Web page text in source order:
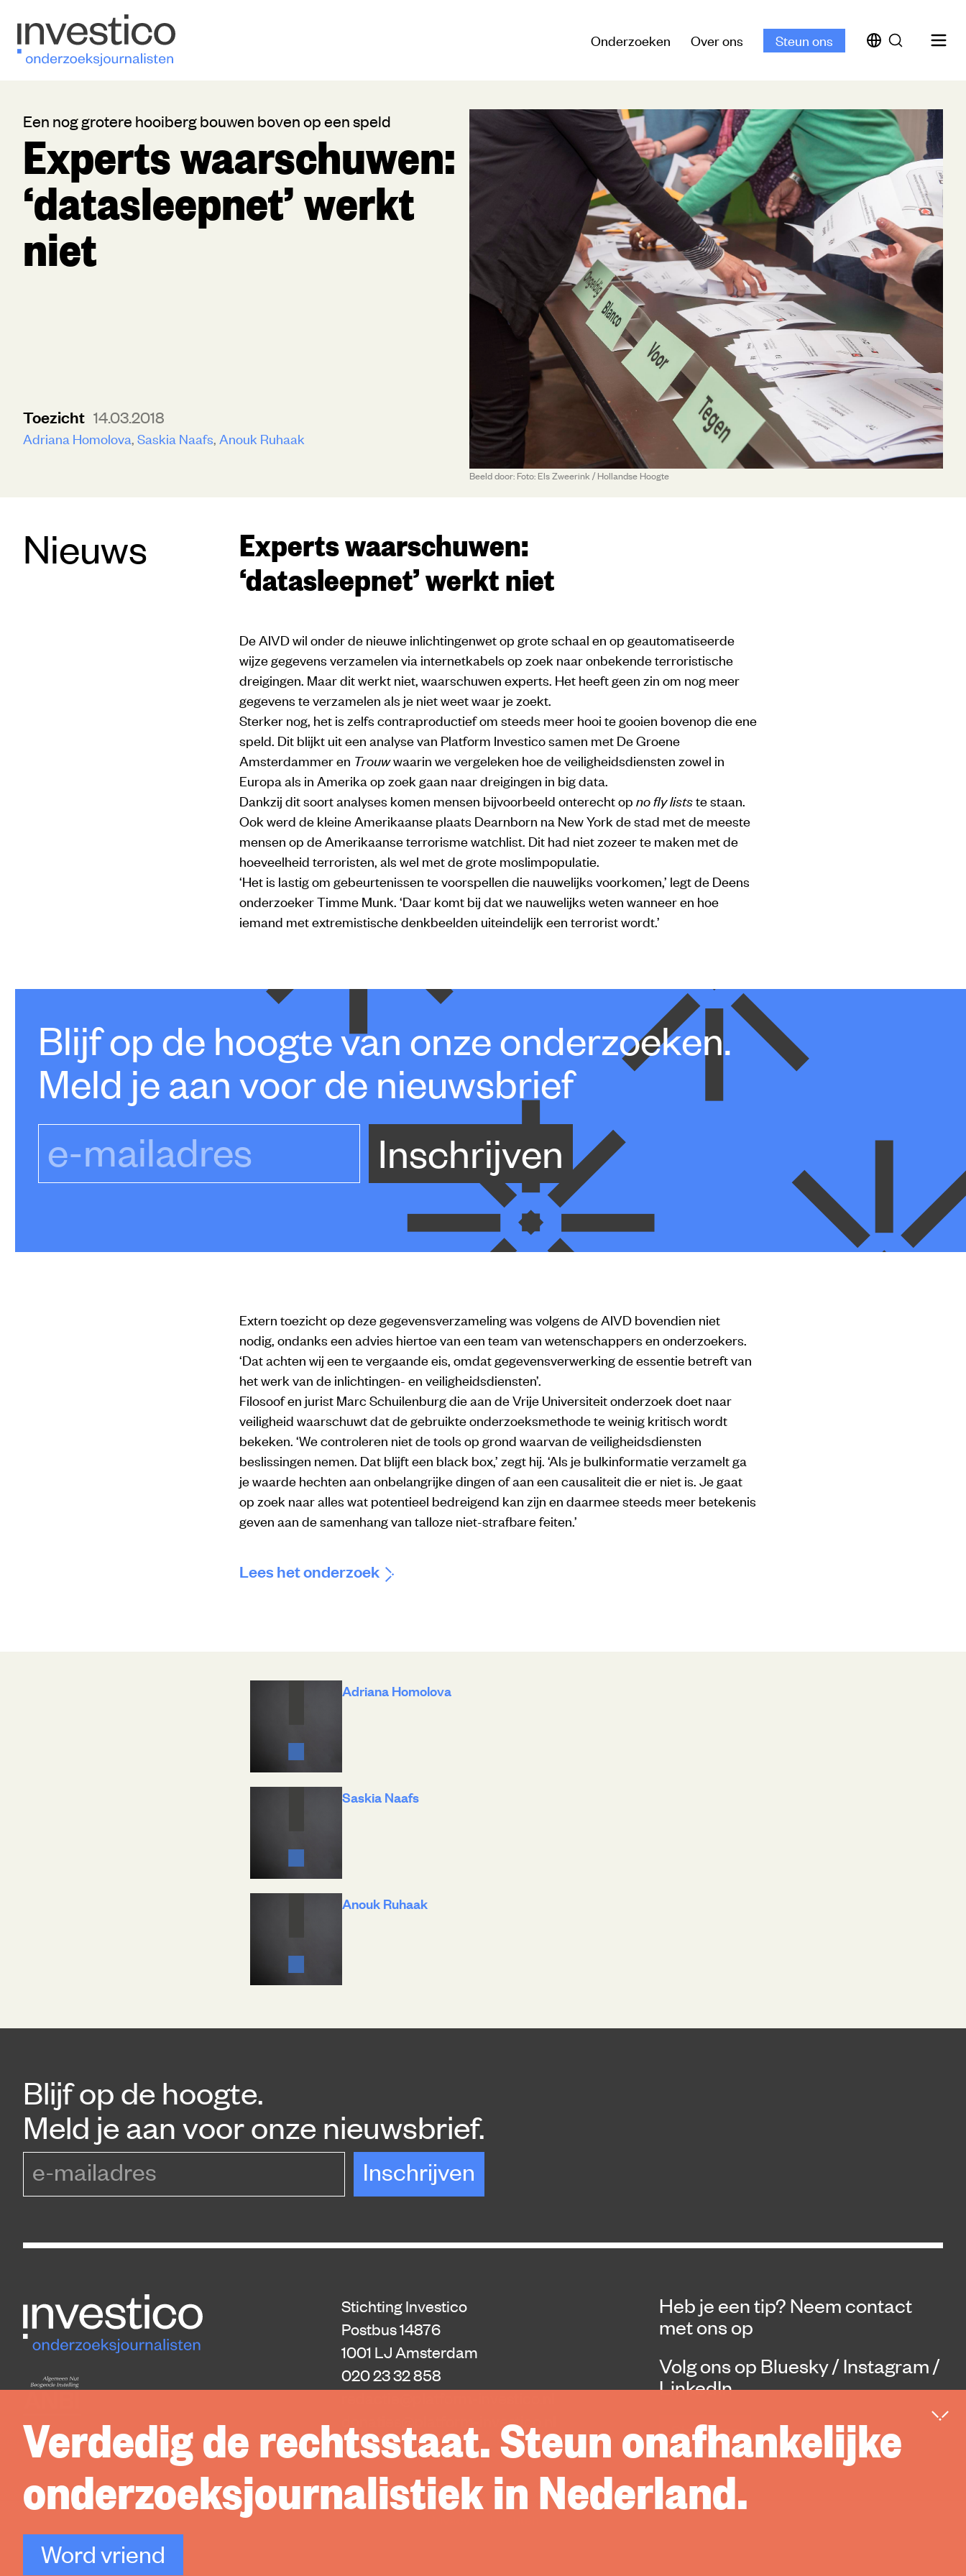
Onderzoeken Over ons Steun ons
Een nog grotere hooiberg bouwen boven op een speld
Experts waarschuwen:
‘datasleepnet’ werkt
niet
Toezicht 14.03.2018
Adriana Homolova Saskia Naafs Anouk Ruhaak
Beeld door: Foto: Els Zweerink / Hollandse Hoogte
Nieuws
Experts waarschuwen:
‘datasleepnet’ werkt niet
De AIVD wil onder de nieuwe inlichtingenwet op grote schaal en op geautomatiseerde
wijze gegevens verzamelen via internetkabels op zoek naar onbekende terroristische
dreigingen. Maar dit werkt niet, waarschuwen experts. Het heeft geen zin om nog meer
gegevens te verzamelen als je niet weet waar je zoekt.
Sterker nog, het is zelfs contraproductief om steeds meer hooi te gooien bovenop die ene
speld. Dit blijkt uit een analyse van Platform Investico samen met De Groene
Amsterdammeren Trouwwaarin we vergeleken hoe de veiligheidsdiensten zowel in
Europa als in Amerika op zoek gaan naar dreigingen in big data.
Dankzij dit soort analyses komen mensen bijvoorbeeld onterecht op no fly listste staan.
Ook werd de kleine Amerikaanse plaats Dearnborn na New York de stad met de meeste
mensen op de Amerikaanse terrorisme watchlist. Dit had niet zozeer te maken met de
hoeveelheid terroristen, als wel met de grote moslimpopulatie.
‘Het is lastig om gebeurtenissen te voorspellen die nauwelijks voorkomen,’ legt de Deens
onderzoeker Timme Munk. ‘Daar komt bij dat we nauwelijks weten wanneer en hoe
iemand met extremistische denkbeelden uiteindelijk een terrorist wordt.’
Blijf op de hoogte van onze onderzoeken.
Meld je aan voor de nieuwsbrief
e-mailadres
Inschrijven
Extern toezicht op deze gegevensverzameling was volgens de AIVD bovendien niet
nodig, ondanks een advies hiertoe van een team van wetenschappers en onderzoekers.
‘Dat achten wij een te vergaande eis, omdat gegevensverwerking de essentie betreft van
het werk van de inlichtingen- en veiligheidsdiensten’.
Filosoof en jurist Marc Schuilenburg die aan de Vrije Universiteit onderzoek doet naar
veiligheid waarschuwt dat de gebruikte onderzoeksmethode te weinig kritisch wordt
bekeken. ‘We controleren niet de tools op grond waarvan de veiligheidsdiensten
beslissingen nemen. Dat blijft een black box,’ zegt hij. ‘Als je bulkinformatie verzamelt ga
je waarde hechten aan onbelangrijke dingen of aan een causaliteit die er niet is. Je gaat
op zoek naar alles wat potentieel bedreigend kan zijn en daarmee steeds meer betekenis
geven aan de samenhang van talloze niet-strafbare feiten.’
Lees het onderzoek
Adriana Homolova
Saskia Naafs
Anouk Ruhaak
Blijf op de hoogte.
Meld je aan voor onze nieuwsbrief.
Inschrijven
Stichting Investico
Postbus 14876
1001 LJ Amsterdam
020 23 32 858
donaties@platform-investico.nl
Donatie annuleren
Heb je een tip? Neem contact
met ons op
Volg ons op Bluesky/Instagram/
LinkedIn
Steun ons
Verdedig de rechtsstaat. Steun onafhankelijke
onderzoeksjournalistiek in Nederland.
Word vriend